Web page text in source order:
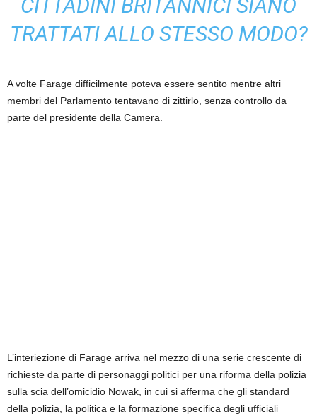
CITTADINI BRITANNICI SIANO
TRATTATI ALLO STESSO MODO?
A volte Farage difficilmente poteva essere sentito mentre altri
membri del Parlamento tentavano di zittirlo, senza controllo da
parte del presidente della Camera.
L’interiezione di Farage arriva nel mezzo di una serie crescente di
richieste da parte di personaggi politici per una riforma della polizia
sulla scia dell’omicidio Nowak, in cui si afferma che gli standard
della polizia, la politica e la formazione specifica degli ufficiali